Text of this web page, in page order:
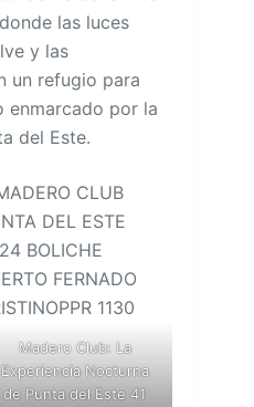
las luces
y las
un refugio para
enmarcado por la
del Este.
Madero Club: La
Experiencia Nocturna
de Punta del Este 41